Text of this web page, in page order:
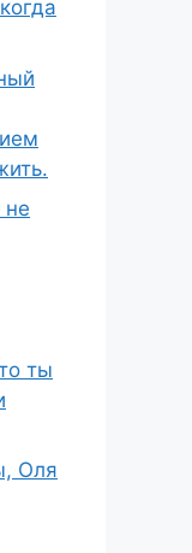
ты
Оля